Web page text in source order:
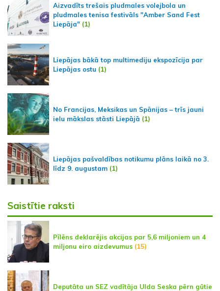
Aizvadīts trešais pludmales volejbola un
pludmales tenisa festivāls "Amber Sand Fest
Liepāja" (1)
Liepājas bākā top multimediju ekspozīcija par
Liepājas ostu (1)
No Francijas, Meksikas un Spānijas – trīs jauni
ielu mākslas stāsti Liepājā (1)
Liepājas pašvaldības notikumu plāns laikā no 3.
līdz 9. augustam (1)
Saistītie raksti
Pīlēns deklarējis akcijas par 5,6 miljoniem un 4
miljonu eiro aizdevumus (15)
Deputāta un SEZ vadītāja Ulda Seska pērn gūtie